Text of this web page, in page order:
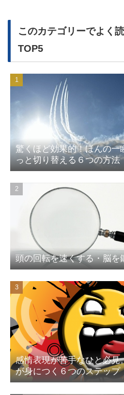
このカテゴリーでよく
TOP5
驚くほど効果的！ほんの一
っと切り替える６つの方法
頭の回転を速くする・脳を
感情表現が苦手なひと必見
が身につく６つのステップ